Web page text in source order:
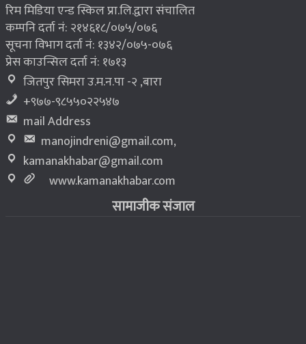
रिम मिडिया एन्ड स्किल प्रा.लि.द्वारा संचालित
कम्पनि दर्ता नं: २१४६१८/०७५/०७६
सूचना विभाग दर्ता नं: १३४२/०७५-०७६
प्रेस काउन्सिल दर्ता नं: १७१३
जितपुर सिमरा उ.म.न.पा -२ ,बारा
+९७७-९८५५०२२५४७
mail Address
manojindreni@gmail.com,
kamanakhabar@gmail.com
www.kamanakhabar.com
सामाजीक संजाल